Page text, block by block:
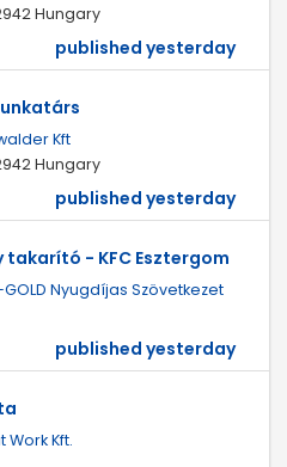
Hungary
published yesterday
Kft
Hungary
published yesterday
takarító - KFC Esztergom
GOLD Nyugdíjas Szövetkezet
published yesterday
Work Kft.